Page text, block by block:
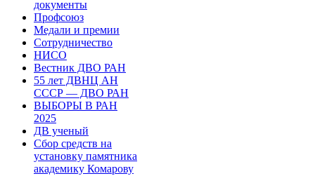
документы
Профсоюз
Медали и премии
Сотрудничество
НИСО
Вестник ДВО РАН
55 лет ДВНЦ АН
СССР — ДВО РАН
ВЫБОРЫ В РАН
2025
ДВ ученый
Сбор средств на
установку памятника
академику Комарову